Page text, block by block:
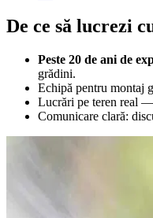
De ce să lucrezi
Peste 20 de ani de
grădini.
Echipă pentru montaj
Lucrări pe teren real
Comunicare clară: